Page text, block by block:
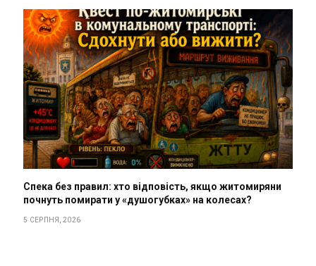
Спека без правил: хто відповість, якщо житомиряни
почнуть помирати у «душогубках» на колесах?
5 СЕРПНЯ, 2026